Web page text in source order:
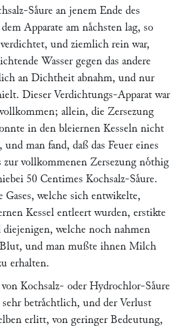
Saͤure an jenem Ende des
Apparate am naͤchsten lag, so
und ziemlich rein war,
Wasser gegen das andere
an Dichtheit abnahm, und nur
Dieser Verdichtungs-Apparat war
allein, die Zersezung
in den bleiernen Kesseln nicht
und man fand, daß das Feuer eines
zur vollkommenen Zersezung noͤthig
50 Centimes Kochsalz-Saͤure.
Gases, welche sich entwikelte,
Kessel entleert wurden, erstikte
welche noch nahmen
und man mußte ihnen Milch
erhalten.
Kochsalz- oder Hydrochlor-Saͤure
betraͤchtlich, und der Verlust
erlitt, von geringer Bedeutung,